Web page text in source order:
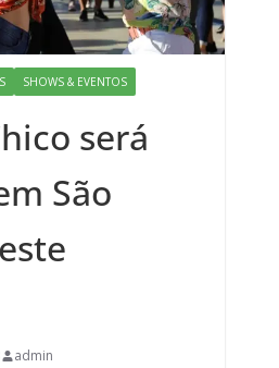
SHOWS & EVENTOS
será
São
admin